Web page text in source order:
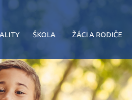
ŠKOLA ŽÁCI A RODIČE